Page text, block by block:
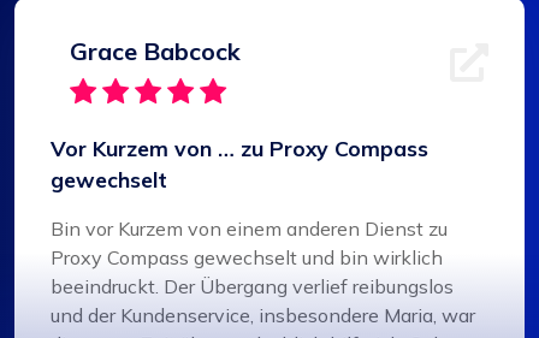
Grace Babcock
Vor Kurzem von … zu Proxy Compass
gewechselt
Bin vor Kurzem von einem anderen Dienst zu
Proxy Compass gewechselt und bin wirklich
beeindruckt. Der Übergang verlief reibungslos
und der Kundenservice, insbesondere Maria, war